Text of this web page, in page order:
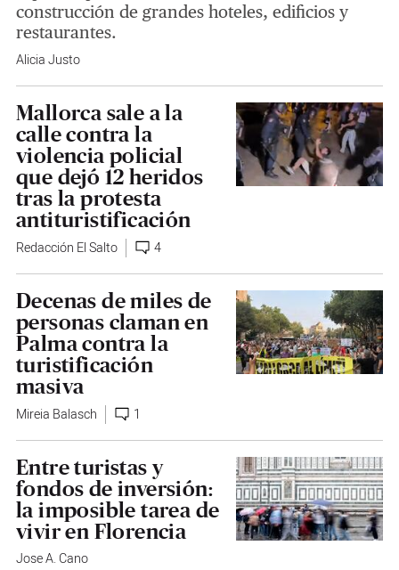
construcción de grandes hoteles, edificios y
restaurantes.
Alicia Justo
Mallorca sale a la
calle contra la
violencia policial
que dejó 12 heridos
tras la protesta
antituristificación
Redacción El Salto 4
Decenas de miles de
personas claman en
Palma contra la
turistificación
masiva
Mireia Balasch 1
Entre turistas y
fondos de inversión:
la imposible tarea de
vivir en Florencia
Jose A. Cano